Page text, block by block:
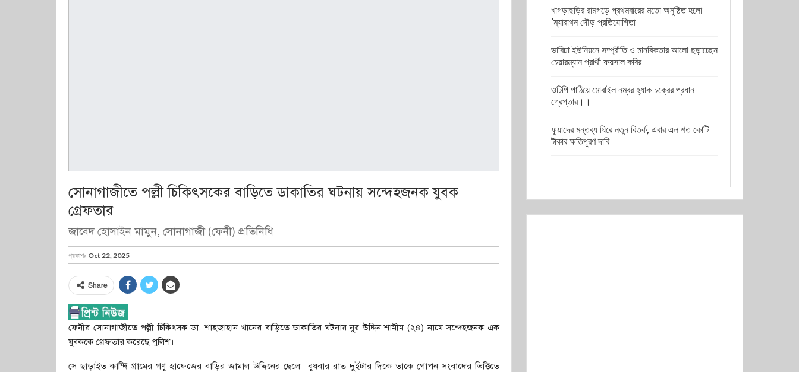
সোনাগাজীতে পল্লী চিকিৎসকের বাড়িতে ডাকাতির ঘটনায় সন্দেহজনক যুবক
গ্রেফতার
জাবেদ হোসাইন মামুন, সোনাগাজী (ফেনী) প্রতিনিধি
প্রকাশঃ Oct 22, 2025
Share
ফেনীর সোনাগাজীতে পল্লী চিকিৎসক ডা. শাহজাহান খানের বাড়িতে ডাকাতির ঘটনায় নুর উদ্দিন শামীম (২৪) নামে সন্দেহজনক এক
যুবককে গ্রেফতার করেছে পুলিশ।
সে ছাড়াইত কান্দি গ্রামের গণু হাফেজের বাড়ির জামাল উদ্দিনের ছেলে। বুধবার রাত দুইটার দিকে তাকে গোপন সংবাদের ভিত্তিতে
খাগড়াছড়ির রামগড়ে প্রথমবারের মতো অনুষ্ঠিত হলো
‘ম্যারাথন দৌড় প্রতিযোগিতা
ভাবিচা ইউনিয়নে সম্প্রীতি ও মানবিকতার আলো ছড়াচ্ছেন
চেয়ারম্যান প্রার্থী ফয়সাল কবির
ওটিপি পাঠিয়ে মোবাইল নম্বর হ্যাক চক্রের প্রধান
গ্রেপ্তার।।
ফুয়াদের মন্তব্য ঘিরে নতুন বিতর্ক, এবার এল শত কোটি
টাকার ক্ষতিপূরণ দাবি